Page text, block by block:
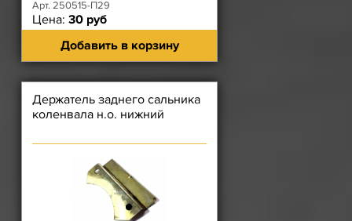
Арт. 250515-П29
Цена: 30 руб
Добавить в корзину
Держатель заднего сальника
коленвала н.о. нижний